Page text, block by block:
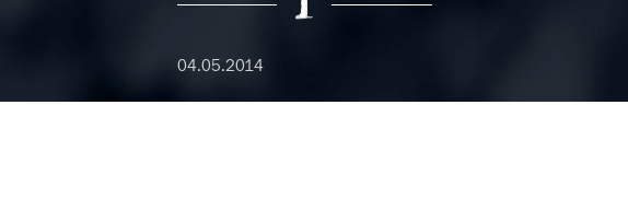
04.05.2014